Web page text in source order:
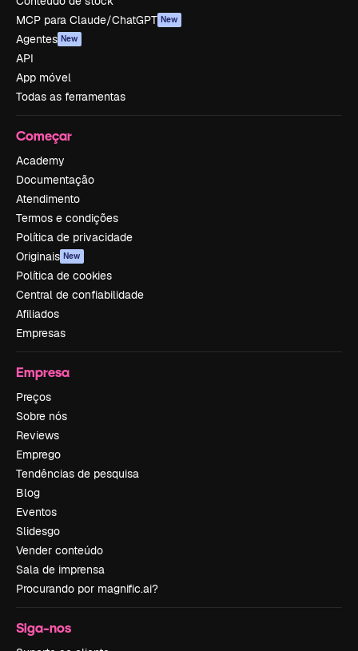
MCP para Claude/ChatGPT New
Agentes New
API
App móvel
Todas as ferramentas
Começar
Academy
Documentação
Atendimento
Termos e condições
Política de privacidade
Originais New
Política de cookies
Central de confiabilidade
Afiliados
Empresas
Empresa
Preços
Sobre nós
Reviews
Emprego
Tendências de pesquisa
Blog
Eventos
Slidesgo
Vender conteúdo
Sala de imprensa
Procurando por magnific.ai?
Siga-nos